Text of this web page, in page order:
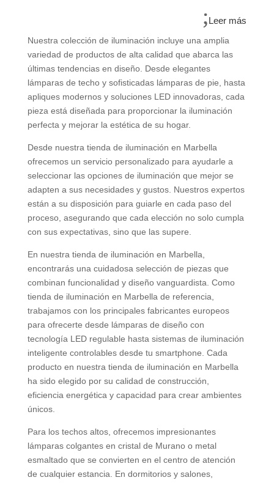
Leer más
Nuestra colección de iluminación incluye una amplia
variedad de productos de alta calidad que abarca las
últimas tendencias en diseño. Desde elegantes
lámparas de techo y sofisticadas lámparas de pie, hasta
apliques modernos y soluciones LED innovadoras, cada
pieza está diseñada para proporcionar la iluminación
perfecta y mejorar la estética de su hogar.
Desde nuestra tienda de iluminación en Marbella
ofrecemos un servicio personalizado para ayudarle a
seleccionar las opciones de iluminación que mejor se
adapten a sus necesidades y gustos. Nuestros expertos
están a su disposición para guiarle en cada paso del
proceso, asegurando que cada elección no solo cumpla
con sus expectativas, sino que las supere.
En nuestra tienda de iluminación en Marbella,
encontrarás una cuidadosa selección de piezas que
combinan funcionalidad y diseño vanguardista. Como
tienda de iluminación en Marbella de referencia,
trabajamos con los principales fabricantes europeos
para ofrecerte desde lámparas de diseño con
tecnología LED regulable hasta sistemas de iluminación
inteligente controlables desde tu smartphone. Cada
producto en nuestra tienda de iluminación en Marbella
ha sido elegido por su calidad de construcción,
eficiencia energética y capacidad para crear ambientes
únicos.
Para los techos altos, ofrecemos impresionantes
lámparas colgantes en cristal de Murano o metal
esmaltado que se convierten en el centro de atención
de cualquier estancia. En dormitorios y salones,